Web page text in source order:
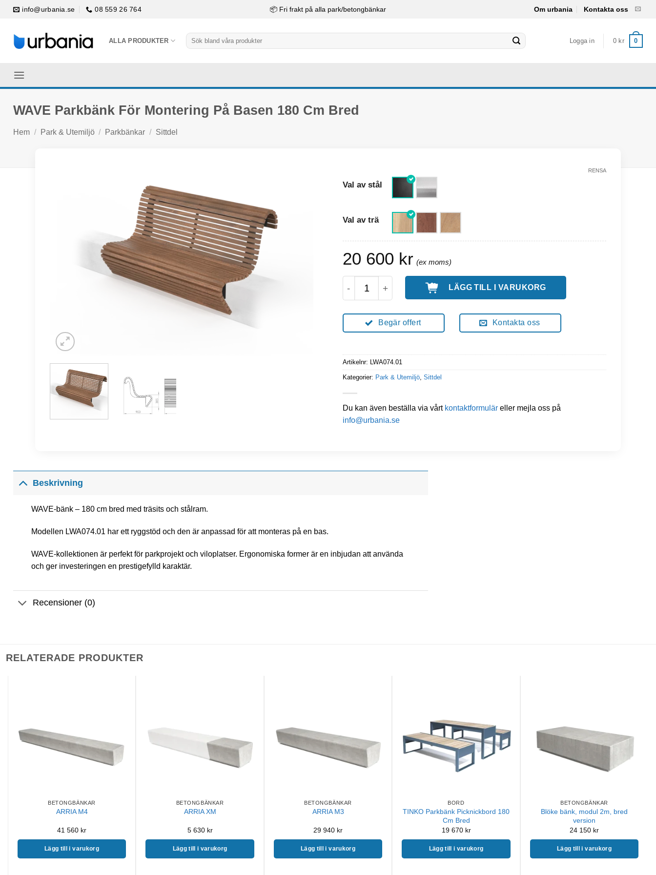
Skip
info@urbania.se 08 559 26 764 📦 Fri frakt på alla park/betongbänkar Om urbania Kontakta oss
ALLA PRODUKTER
Sök
efter:
Logga in 0 kr 0
WAVE Parkbänk För Montering På Basen 180 Cm Bred
Hem / Park & Utemiljö / Parkbänkar / Sittdel
Val av stål
Val av trä
RENSA
20 600 kr
WAVE Parkbänk För Montering På Basen 180 Cm Bred mängd
LÄGG TILL I VARUKORG
Begär offert Kontakta oss
Artikelnr: LWA074.01
Kategorier: Park & Utemiljö, Sittdel
Du kan även beställa via vårt kontaktformulär eller mejla oss på
info@urbania.se
Beskrivning
WAVE-bänk – 180 cm bred med träsits och stålram.
Modellen LWA074.01 har ett ryggstöd och den är anpassad för att monteras på en bas.
WAVE-kollektionen är perfekt för parkprojekt och viloplatser. Ergonomiska former är en inbjudan att använda
och ger investeringen en prestigefylld karaktär.
Recensioner (0)
RELATERADE PRODUKTER
BETONGBÄNKAR
ARRIA M4
41 560 kr
Lägg till i varukorg
BETONGBÄNKAR
ARRIA XM
5 630 kr
Lägg till i varukorg
BETONGBÄNKAR
ARRIA M3
29 940 kr
Lägg till i varukorg
BORD
TINKO Parkbänk Picknickbord 180
Cm Bred
19 670 kr
Lägg till i varukorg
BETONGBÄNKAR
Blöke bänk, modul 2m, bred
version
24 150 kr
Lägg till i varukorg